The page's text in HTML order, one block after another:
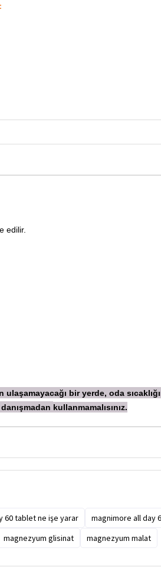
edilir.
bir yerde, oda
kullanmamalısınız.
60 tablet ne işe yarar
magnimore all day
magnezyum glisinat magnezyum malat